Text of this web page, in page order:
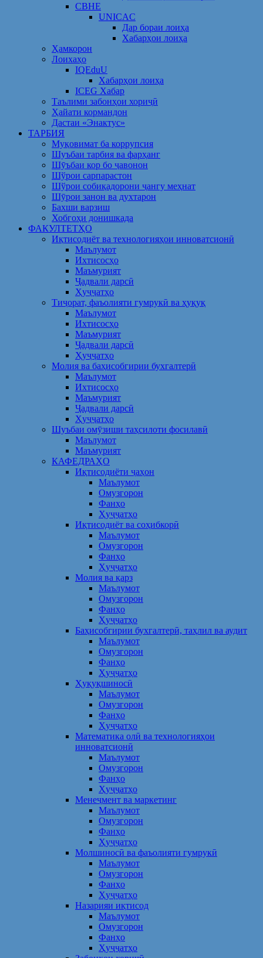
CBHE
UNICAC
Дар бораи лоиҳа
Хабарҳои лоиҳа
Ҳамкорон
Лоихаҳо
IQEduU
Хабарҳои лоиҳа
ICEG Хабар
Таълими забонҳои хориҷӣ
Ҳайати кормандон
Дастаи «Энактус»
ТАРБИЯ
Муқовимат ба коррупсия
Шуъбаи тарбия ва фарҳанг
Шӯъбаи кор бо ҷавонон
Шўрои сарпарастон
Шўрои собиқадорони ҷангу меҳнат
Шӯрои занон ва духтарон
Бахши варзиш
Хобгоҳи донишкада
ФАКУЛТЕТҲО
Иқтисодиёт ва технологияҳои инноватсионӣ
Маълумот
Ихтисосҳо
Маъмурият
Ҷадвали дарсӣ
Ҳуҷҷатҳо
Тиҷорат, фаъолияти гумрукӣ ва ҳуқуқ
Маълумот
Ихтисосҳо
Маъмурият
Ҷадвали дарсӣ
Ҳуҷҷатҳо
Молия ва баҳисобгирии бухгалтерӣ
Маълумот
Ихтисосҳо
Маъмурият
Ҷадвали дарсӣ
Ҳуҷҷатҳо
Шуъбаи омӯзиши таҳсилоти фосилавӣ
Маълумот
Маъмурият
КАФЕДРАҲО
Иқтисодиёти ҷаҳон
Маълумот
Омузгорон
Фанҳо
Ҳуҷҷатҳо
Иқтисодиёт ва соҳибкорӣ
Маълумот
Омузгорон
Фанҳо
Ҳуҷҷатҳо
Молия ва қарз
Маълумот
Омузгорон
Фанҳо
Ҳуҷҷатҳо
Баҳисобгирии бухгалтерӣ, таҳлил ва аудит
Маълумот
Омузгорон
Фанҳо
Ҳуҷҷатҳо
Ҳуқуқшиносӣ
Маълумот
Омузгорон
Фанҳо
Ҳуҷҷатҳо
Математика олӣ ва технологияҳои
инноватсионӣ
Маълумот
Омузгорон
Фанҳо
Ҳуҷҷатҳо
Менеҷмент ва маркетинг
Маълумот
Омузгорон
Фанҳо
Ҳуҷҷатҳо
Молшиносӣ ва фаъолияти гумрукӣ
Маълумот
Омузгорон
Фанҳо
Ҳуҷҷатҳо
Назарияи иқтисод
Маълумот
Омузгорон
Фанҳо
Ҳуҷҷатҳо